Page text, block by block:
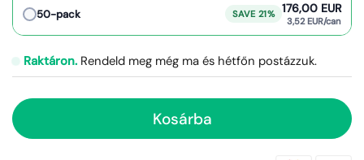
50-pack SAVE 21% 176,00 EUR
3,52 EUR/can
Raktáron. Rendeld meg még ma és hétfőn postázzuk.
Kosárba